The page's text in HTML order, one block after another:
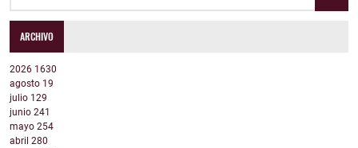
ARCHIVO
2026 1630
agosto 19
julio 129
junio 241
mayo 254
abril 280